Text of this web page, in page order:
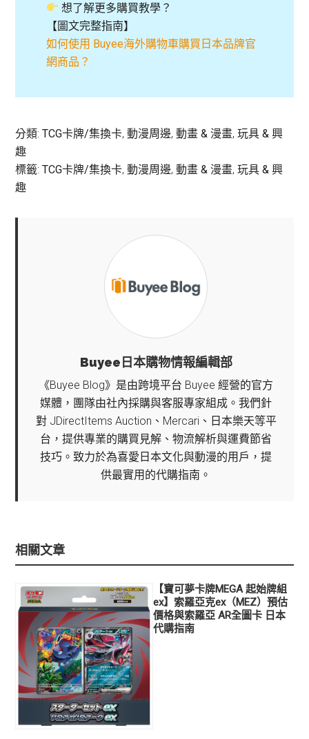
想了解更多購買教學？
【圖文完整指南】
如何使用 Buyee海外購物車購買日本品牌官
網商品？
分類:TCG卡牌/集換卡,動漫周邊,動畫 & 漫畫,玩具 & 興
趣
標籤:TCG卡牌/集換卡,動漫周邊,動畫 & 漫畫,玩具 & 興
趣
Buyee日本購物情報編輯部
《Buyee Blog》是由跨境平台 Buyee 經營的官方
媒體，團隊由社內採購與客服專家組成。我們針
對 JDirectItems Auction、Mercari、日本樂天等平
台，提供專業的購買見解、物流解析與運費節省
技巧。致力於為喜愛日本文化與動漫的用戶，提
供最實用的代購指南。
相關文章
【寶可夢卡牌MEGA 起始牌組
ex】索羅亞克ex（MEZ）預估
價格與索羅亞 AR全圖卡 日本
代購指南